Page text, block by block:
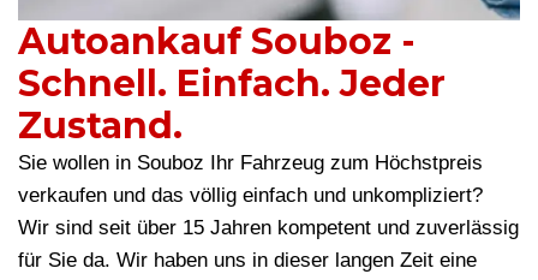
Autoankauf Souboz -
Schnell. Einfach. Jeder
Zustand.
Sie wollen in Souboz Ihr Fahrzeug zum Höchstpreis
verkaufen und das völlig einfach und unkompliziert?
Wir sind seit über 15 Jahren kompetent und zuverlässig
für Sie da. Wir haben uns in dieser langen Zeit eine